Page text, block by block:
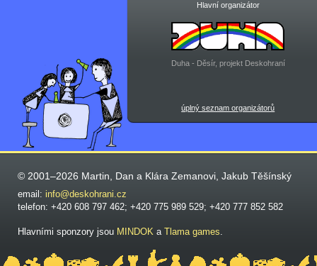
Hlavní organizátor
Duha - Děsír, projekt Deskohraní
úplný seznam organizátorů
© 2001–2026 Martin, Dan a Klára Zemanovi, Jakub Těšínský
email: info@deskohrani.cz
telefon: +420 608 797 462; +420 775 989 529; +420 777 852 582
Hlavními sponzory jsou MINDOK a Tlama games.